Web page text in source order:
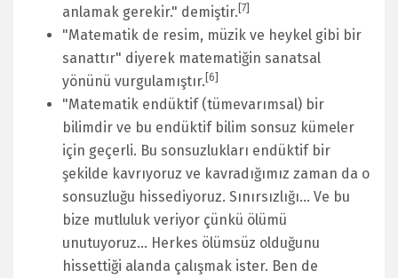
anlamak gerekir." demiştir. 7
"Matematik de resim, müzik ve heykel gibi bir
sanattır" diyerek matematiğin sanatsal
yönünü vurgulamıştır. 6
"Matematik endüktif (tümevarımsal) bir
bilimdir ve bu endüktif bilim sonsuz kümeler
için geçerli. Bu sonsuzlukları endüktif bir
şekilde kavrıyoruz ve kavradığımız zaman da o
sonsuzluğu hissediyoruz. Sınırsızlığı... Ve bu
bize mutluluk veriyor çünkü ölümü
unutuyoruz... Herkes ölümsüz olduğunu
hissettiği alanda çalışmak ister. Ben de